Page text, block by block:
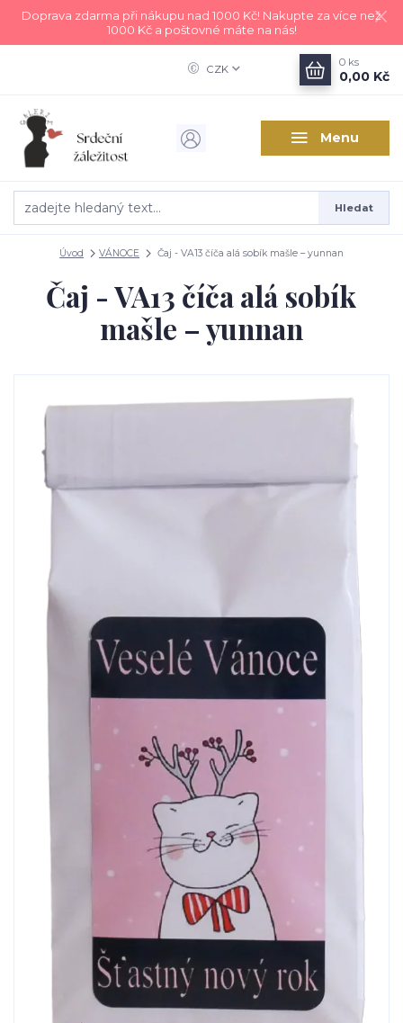
Doprava zdarma při nákupu nad 1000 Kč! Nakupte za více než
1000 Kč a poštovné máte na nás!
Menu
CZK
Hledat
0 ks
0,00 Kč
Úvod VÁNOCE Čaj - VA13 číča alá sobík mašle – yunnan
Čaj - VA13 číča alá sobík
mašle – yunnan